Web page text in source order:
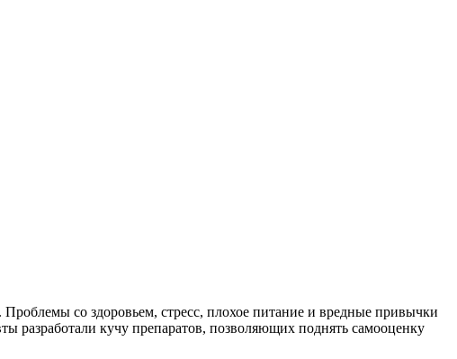
со здоровьем, стресс, плохое питание и вредные привычки
разработали кучу препаратов, позволяющих поднять самооценку